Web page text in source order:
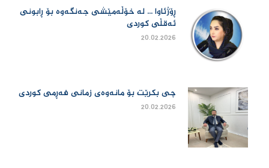
ڕۆژئاوا ... لە خۆڵەمێشی جەنگەوە بۆ ڕابونی
ئەقڵی کوردی
20.02.2026
چی بكرێت بۆ مانەوەی زمانی فەڕمی كوردی
20.02.2026